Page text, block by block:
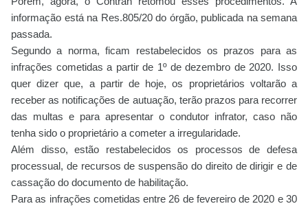
informação está na Res.805/20 do órgão, publicada na semana
passada.
Segundo a norma, ficam restabelecidos os prazos para as
infrações cometidas a partir de 1º de dezembro de 2020. Isso
quer dizer que, a partir de hoje, os proprietários voltarão a
receber as notificações de autuação, terão prazos para recorrer
das multas e para apresentar o condutor infrator, caso não
tenha sido o proprietário a cometer a irregularidade.
Além disso, estão restabelecidos os processos de defesa
processual, de recursos de suspensão do direito de dirigir e de
cassação do documento de habilitação.
Para as infrações cometidas entre 26 de fevereiro de 2020 e 30